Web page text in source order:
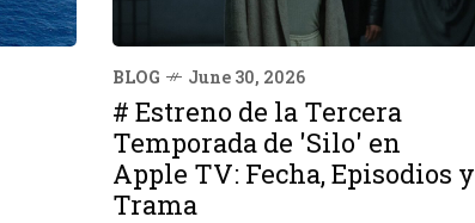
BLOG June 30, 2026
# Estreno de la Tercera
Temporada de 'Silo' en
Apple TV: Fecha, Episodios y
Trama